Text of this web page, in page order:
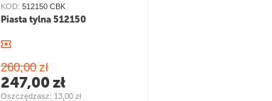
KOD: 512150 CBK
Piasta tylna 512150
260,00 zł
247,00zł
Oszczędzasz: 13,00 zł